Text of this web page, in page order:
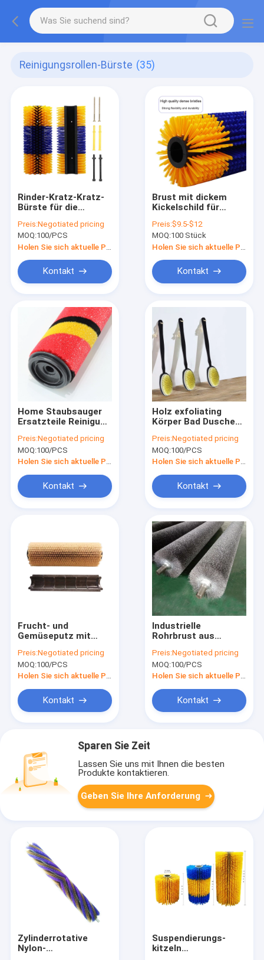
Reinigungsrollen-Bürste (35)
Rinder-Kratz-Kratz-
Bürste für die
Pferden
Preis:Negotiated pricing
MOQ:100/PCS
Kontakt
Brust mit dickem
Kickelschild für
Preis:$9.5-$12
MOQ:100 Stück
Kontakt
Home Staubsauger
Ersatzteile Reinigung
Preis:Negotiated pricing
MOQ:100/PCS
Kontakt
Holz exfoliating
Körper Bad Dusche
Bad
Preis:Negotiated pricing
MOQ:100/PCS
Kontakt
Frucht- und
Gemüseputz mit
Nylon Industrial
Roller Cleaning Brush
Preis:Negotiated pricing
MOQ:100/PCS
Holen Sie sich aktuelle Preis
Kontakt
Industrielle
Rohrbrust aus
Behandlung von
Metallblechen
Preis:Negotiated pricing
MOQ:100/PCS
Holen Sie sich aktuelle Preis
Kontakt
Sparen Sie Zeit
Lassen Sie uns mit Ihnen die besten
Produkte kontaktieren.
Geben Sie Ihre Anforderung
Zylinderrotative
Nylon-
Suspendierungs-
kitzeln